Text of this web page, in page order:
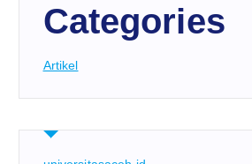
Categories
Artikel